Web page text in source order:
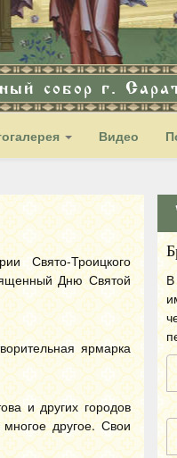
собор г.
Видео
Свято-Троицкого
Дню Святой
ярмарка
и других городов
другое. Свои
В